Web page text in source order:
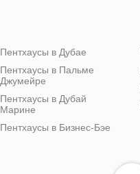
Пентхаусы в Дубае
Пентхаусы в Пальме
Джумейре
Пентхаусы в Дубай
Марине
Пентхаусы в Бизнес-Бэе